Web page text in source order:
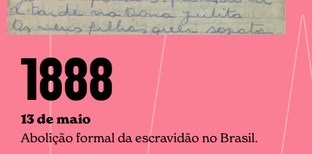
1888
13 de maio
Abolição formal da escravidão no Brasil.